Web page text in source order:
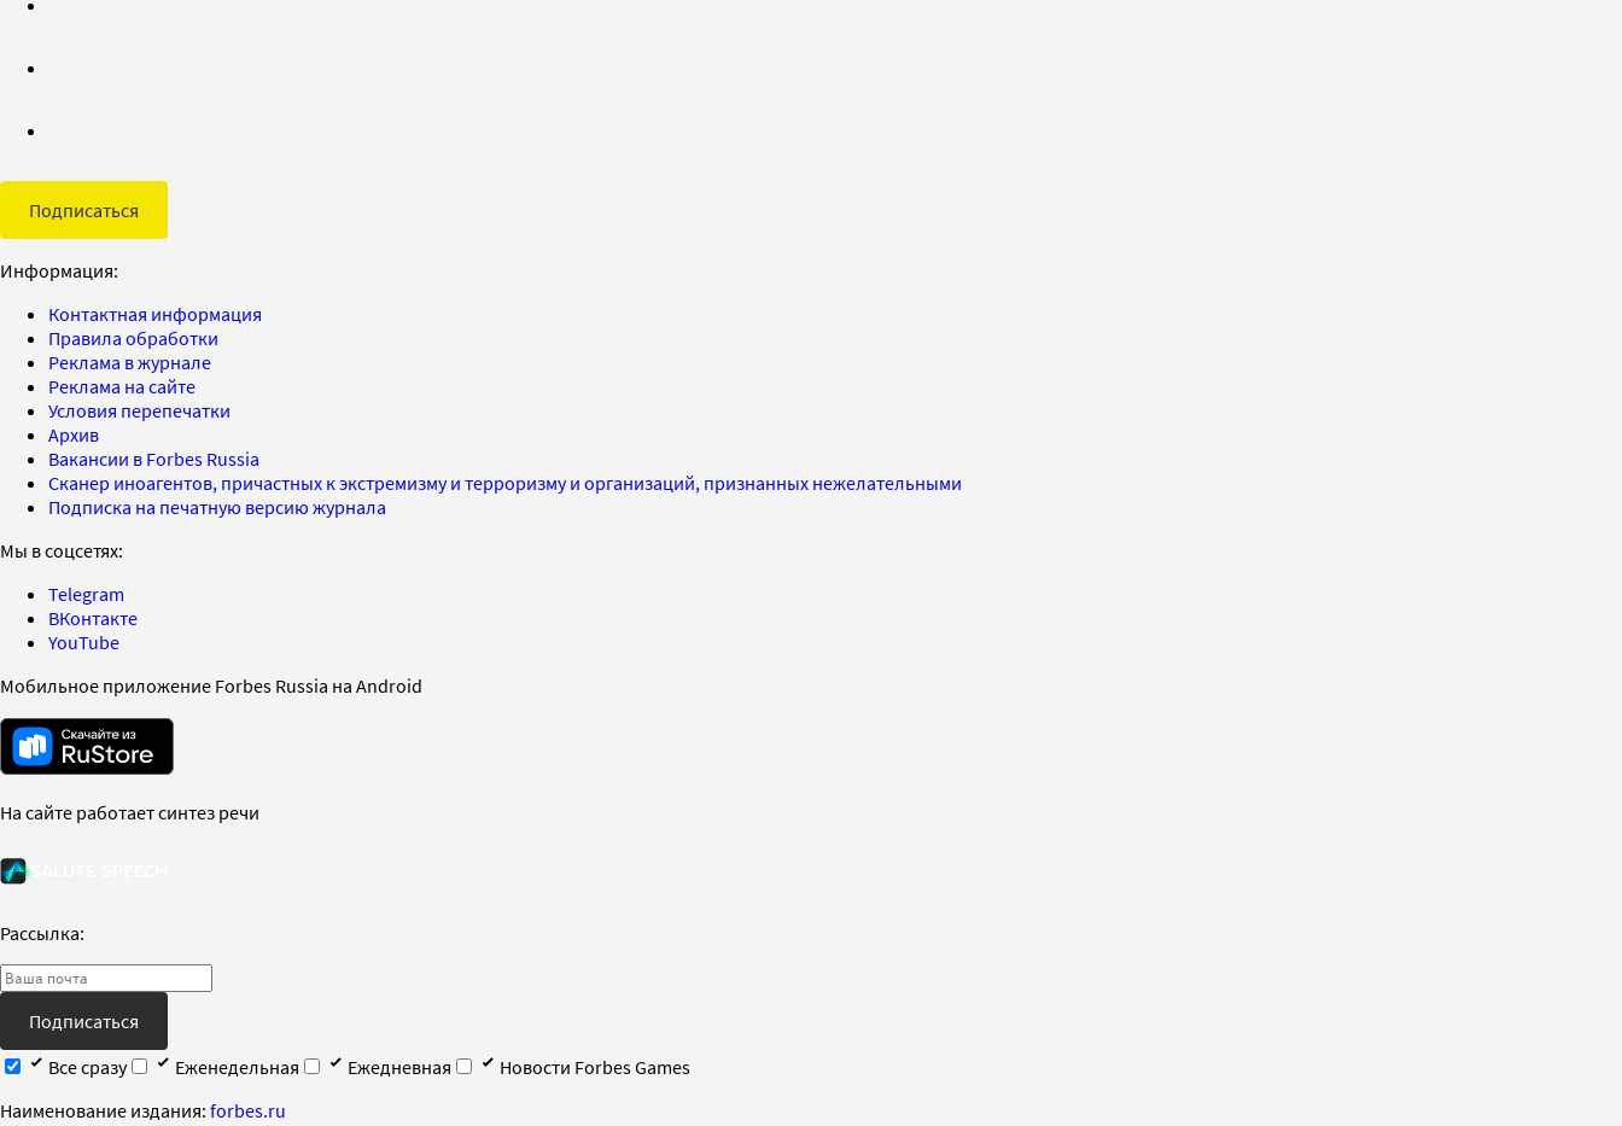
Подписаться
Информация:
Контактная информация
Правила обработки
Реклама в журнале
Реклама на сайте
Условия перепечатки
Архив
Вакансии в Forbes Russia
Сканер иноагентов, причастных к экстремизму и терроризму и организаций, признанных нежелательными
Подписка на печатную версию журнала
Мы в соцсетях:
Telegram
ВКонтакте
YouTube
Мобильное приложение Forbes Russia на Android
На сайте работает синтез речи
Рассылка:
Подписаться
Все сразу
Еженедельная Ежедневная
Новости Forbes Games
Наименование издания: forbes.ru